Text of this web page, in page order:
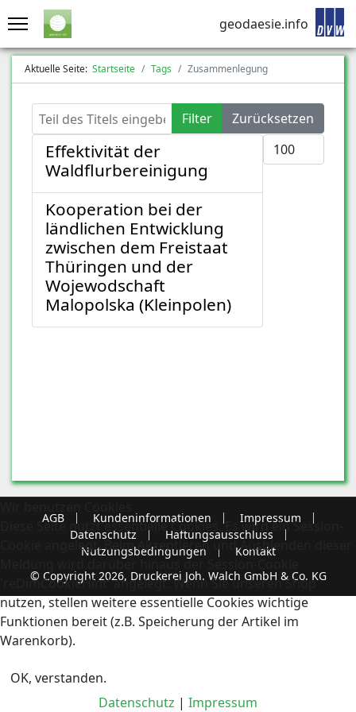
geodaesie.info
Aktuelle Seite: Startseite Tags Zusammenlegung
Teil des Titels eingeben Filter
Zurücksetzen
Anzeige #
Effektivität der
Waldflurbereinigung
Kooperation bei der
ländlichen Entwicklung
zwischen dem Freistaat
Thüringen und der
Wojewodschaft
Malopolska (Kleinpolen)
AGB Kundeninformationen
Impressum
Datenschutz
Haftungsausschluss
Nutzungsbedingungen
Kontakt
© Copyright 2026, Druckerei Joh. Walch GmbH & Co. KG
Diese Seite nutzt essentielle Cookies. Es wird ein Session-
Cookie angelegt. Beim Akzeptieren und Ausblenden dieser
Meldung wird darüber hinaus der Session-Cookie
'reDimCookieHint' angelegt. Wenn Sie unseren Shop
nutzen, stellen weitere essentielle Cookies wichtige
Funktionen bereit (z.B. Speicherung der Artikel im
Warenkorb).
OK, verstanden.
Datenschutz | Impressum